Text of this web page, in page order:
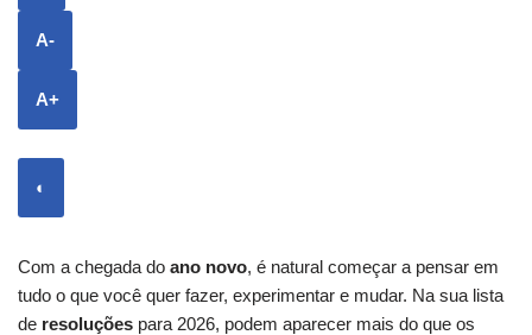
A-
A+
◐
Com a chegada do ano novo, é natural começar a pensar em
tudo o que você quer fazer, experimentar e mudar. Na sua lista
de resoluções para 2026, podem aparecer mais do que os